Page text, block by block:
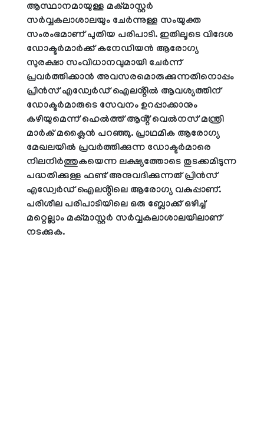
ആസ്ഥാനമായുള്ള മക്മാസ്റ്റർ
സർവ്വകലാശാലയും ചേർന്നുള്ള സംയുക്ത
സംരംഭമാണ് പുതിയ പരിപാടി. ഇതിലൂടെ വിദേശ
ഡോക്ടർമാർക്ക് കനേഡിയൻ ആരോഗ്യ
സുരക്ഷാ സംവിധാനവുമായി ചേർന്ന്
പ്രവർത്തിക്കാൻ അവസരമൊരുക്കുന്നതിനൊപ്പം
പ്രിൻസ് എഡ്വേർഡ് ഐലൻ്റിൽ ആവശ്യത്തിന്
ഡോക്ടർമാരുടെ സേവനം ഉറപ്പാക്കാനും
കഴിയുമെന്ന് ഹെൽത്ത് ആൻ്റ് വെൽനസ് മന്ത്രി
മാർക് മക്ലൈൻ പറഞ്ഞു. പ്രാഥമിക ആരോഗ്യ
മേഖലയിൽ പ്രവർത്തിക്കുന്ന ഡോക്ടർമാരെ
നിലനിർത്തുകയെന്ന ലക്ഷ്യത്തോടെ തുടക്കമിടുന്ന
പദ്ധതിക്കുള്ള ഫണ്ട് അനുവദിക്കുന്നത് പ്രിൻസ്
എഡ്വേർഡ് ഐലൻ്റിലെ ആരോഗ്യ വകുപ്പാണ്.
പരിശീല പരിപാടിയിലെ ഒരു ബ്ലോക്ക് ഒഴിച്ച്
മറ്റെല്ലാം മക്മാസ്റ്റർ സർവ്വകലാശാലയിലാണ്
നടക്കുക.